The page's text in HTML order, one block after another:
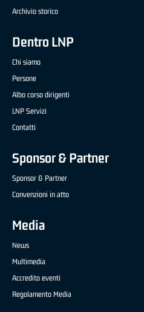
Archivio storico
Dentro LNP
Chi siamo
Persone
Albo corso dirigenti
LNP Servizi
Contatti
Sponsor & Partner
Sponsor & Partner
Convenzioni in atto
Media
News
Multimedia
Accredito eventi
Regolamento Media